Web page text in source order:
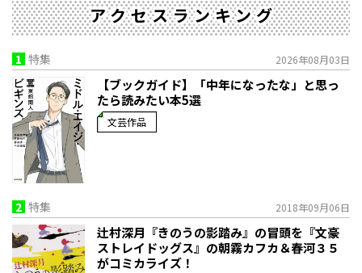
アクセスランキング
1 特集 2026年08月03日
【ブックガイド】「中年になったな」と思っ
たら読みたい本5選
文芸作品
2 特集 2018年09月06日
辻村深月『きのうの影踏み』の冒頭を『文豪
ストレイドッグス』の朝霧カフカ＆春河３５
がコミカライズ！